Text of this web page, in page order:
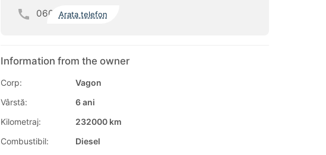
060 Arata telefon
Information from the owner
Corp:
Vagon
Vârstă:
6 ani
Kilometraj:
232000 km
Combustibil:
Diesel